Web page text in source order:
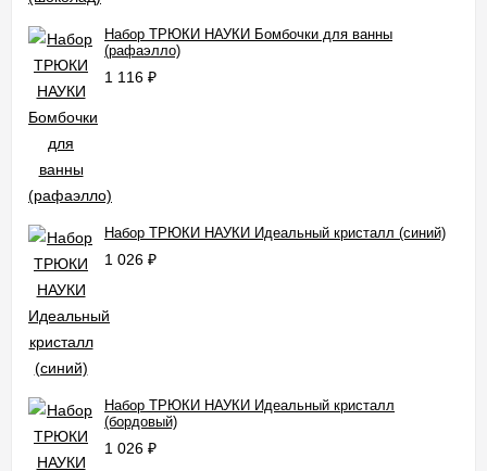
Набор ТРЮКИ НАУКИ Бомбочки для ванны
(рафаэлло)
1 116 ₽
Набор ТРЮКИ НАУКИ Идеальный кристалл (синий)
1 026 ₽
Набор ТРЮКИ НАУКИ Идеальный кристалл
(бордовый)
1 026 ₽